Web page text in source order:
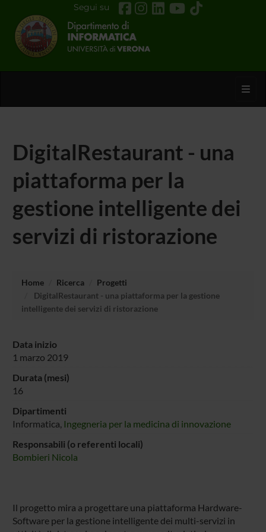
Segui su
DigitalRestaurant - una
piattaforma per la
gestione intelligente dei
servizi di ristorazione
Home Ricerca
Progetti
DigitalRestaurant - una piattaforma per la gestione
intelligente dei servizi di ristorazione
Data inizio
1 marzo 2019
Durata (mesi)
16
Dipartimenti
Informatica, Ingegneria per la medicina di innovazione
Responsabili (o referenti locali)
Bombieri Nicola
Il progetto mira a progettare una piattaforma Hardware-
Software per la gestione intelligente dei multi-servizi in